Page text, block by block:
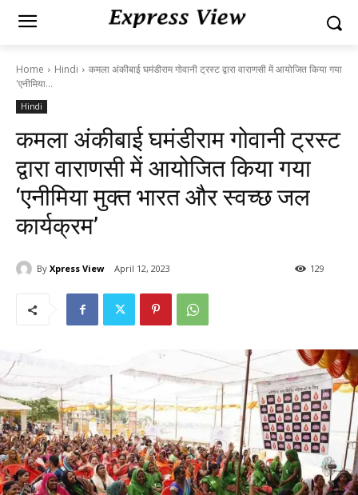
Home Hindi
कमला अंकीबाई घमंडीराम गोवानी ट्रस्ट द्वारा वाराणसी में आयोजित किया गया
'एनीमिया...
Hindi
कमला अंकीबाई घमंडीराम गोवानी ट्रस्ट
द्वारा वाराणसी में आयोजित किया गया
‘एनीमिया मुक्त भारत और स्वच्छ जल
कार्यक्रम’
By Xpress View April 12, 2023 129